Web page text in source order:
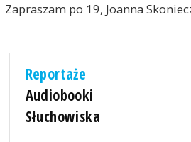
Zapraszam po 19, Joanna
Reportaże
Audiobooki
Słuchowiska